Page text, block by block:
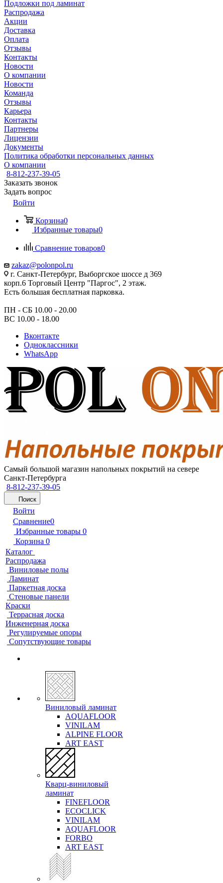
Подложки под ламинат
Распродажа
Акции
Доставка
Оплата
Отзывы
Контакты
Новости
О компании
Новости
Команда
Отзывы
Карьера
Контакты
Партнеры
Лицензии
Документы
Политика обработки персональных данных
О компании
8-812-237-39-05
Заказать звонок
Задать вопрос
Войти
Корзина0
Избранные товары0
Сравнение товаров0
zakaz@polonpol.ru
г. Санкт-Петербург, Выборгское шоссе д 369
корп.6 Торговый Центр "Паргос", 2 этаж.
Есть большая бесплатная парковка.
ПН - СБ 10.00 - 20.00
ВС 10.00 - 18.00
Вконтакте
Одноклассники
WhatsApp
Самый большой магазин напольных покрытий на севере
Санкт-Петербурга
8-812-237-39-05
Поиск
Войти
Сравнение0
Избранные товары 0
Корзина 0
Каталог
Распродажа
Виниловые полы
Ламинат
Паркетная доска
Стеновые панели
Краски
Террасная доска
Инженерная доска
Регулируемые опоры
Сопутствующие товары
Виниловый ламинат
AQUAFLOOR
VINILAM
ALPINE FLOOR
ART EAST
Кварц-виниловый
ламинат
FINEFLOOR
ECOCLICK
VINILAM
AQUAFLOOR
FORBO
ART EAST